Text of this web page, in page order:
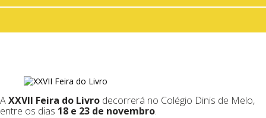
AXXVII Feira do Livro decorrerá no Colégio Dinis de Melo,
entre os dias 18 e 23 de novembro.